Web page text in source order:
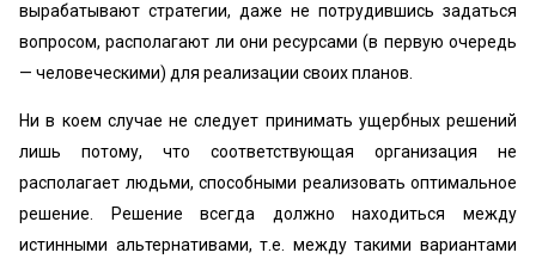
вырабатывают стратегии, даже не потрудившись задаться
вопросом, располагают ли они ресурсами (в первую очередь
— человеческими) для реализации своих планов.
Ни в коем случае не следует принимать ущербных решений
лишь потому, что соответствующая организация не
располагает людьми, способными реализовать оптимальное
решение. Решение всегда должно находиться между
истинными альтернативами, т.е. между такими вариантами